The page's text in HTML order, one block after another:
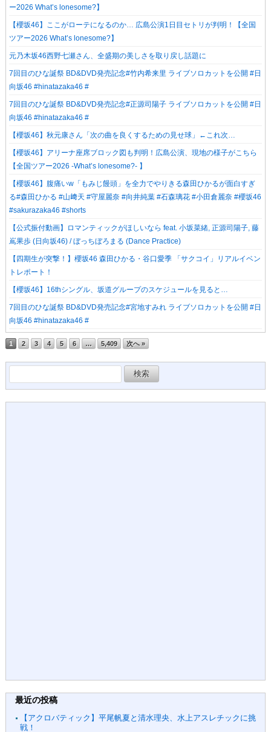
ー2026 What’s lonesome?】
【櫻坂46】ここがローテになるのか… 広島公演1日目セトリが判明！【全国
ツアー2026 What’s lonesome?】
元乃木坂46西野七瀬さん、全盛期の美しさを取り戻し話題に
7回目のひな誕祭 BD&DVD発売記念#竹内希来里 ライブソロカットを公開 #日
向坂46 #hinatazaka46 #
7回目のひな誕祭 BD&DVD発売記念#正源司陽子 ライブソロカットを公開 #日
向坂46 #hinatazaka46 #
【櫻坂46】秋元康さん「次の曲を良くするための見せ球」←これ次…
【櫻坂46】アリーナ座席ブロック図も判明！広島公演、現地の様子がこちら
【全国ツアー2026 -What’s lonesome?- 】
【櫻坂46】腹痛いw「もみじ饅頭」を全力でやりきる森田ひかるが面白すぎ
る#森田ひかる #山﨑天 #守屋麗奈 #向井純葉 #石森璃花 #小田倉麗奈 #櫻坂46
#sakurazaka46 #shorts
【公式振付動画】ロマンティックがほしいなら feat. 小坂菜緒, 正源司陽子, 藤
嶌果歩 (日向坂46) / ぼっちぼろまる (Dance Practice)
【四期生が突撃！】櫻坂46 森田ひかる・谷口愛季 「サクコイ」リアルイベン
トレポート！
【櫻坂46】16thシングル、坂道グループのスケジュールを見ると…
7回目のひな誕祭 BD&DVD発売記念#宮地すみれ ライブソロカットを公開 #日
向坂46 #hinatazaka46 #
1 2 3 4 5 6 … 5,409 次へ »
索:
最近の投稿
【アクロバティック】平尾帆夏と清水理央、水上アスレチックに挑
戦！